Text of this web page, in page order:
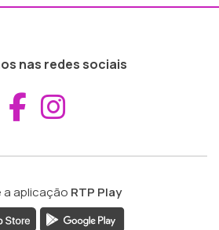
nas redes sociais
Aceder ao
a aplicação RTP Play